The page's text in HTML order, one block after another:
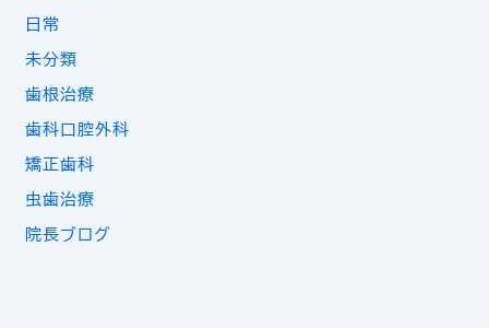
日常
未分類
歯根治療
歯科口腔外科
矯正歯科
虫歯治療
院長ブログ